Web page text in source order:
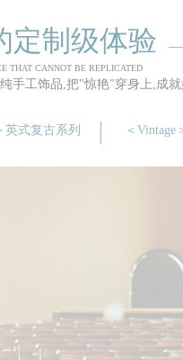
定制级体验
THAT CANNOT BE REPLICATED
手工饰品,把"惊艳"穿身上,成
英式复古系列 ＜Vintage